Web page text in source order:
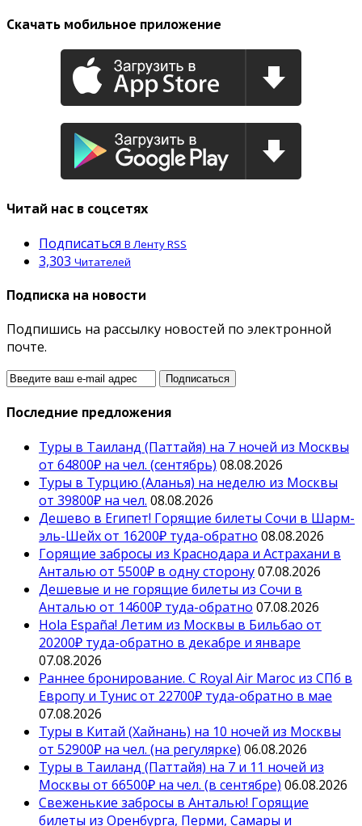
Скачать мобильное приложение
Читай нас в соцсетях
Подписаться В Ленту RSS
3,303 Читателей
Подписка на новости
Подпишись на рассылку новостей по электронной
почте.
Последние предложения
Туры в Таиланд (Паттайя) на 7 ночей из Москвы
от 64800₽ на чел. (сентябрь) 08.08.2026
Туры в Турцию (Аланья) на неделю из Москвы
от 39800₽ на чел. 08.08.2026
Дешево в Египет! Горящие билеты Сочи в Шарм-
эль-Шейх от 16200₽ туда-обратно 08.08.2026
Горящие забросы из Краснодара и Астрахани в
Анталью от 5500₽ в одну сторону07.08.2026
Дешевые и не горящие билеты из Сочи в
Анталью от 14600₽ туда-обратно 07.08.2026
Hola España! Летим из Москвы в Бильбао от
20200₽ туда-обратно в декабре и январе
07.08.2026
Раннее бронирование. С Royal Air Maroc из СПб в
Европу и Тунис от 22700₽ туда-обратно в мае
07.08.2026
Туры в Китай (Хайнань) на 10 ночей из Москвы
от 52900₽ на чел. (на регулярке) 06.08.2026
Туры в Таиланд (Паттайя) на 7 и 11 ночей из
Москвы от 66500₽ на чел. (в сентябре) 06.08.2026
Свеженькие забросы в Анталью! Горящие
билеты из Оренбурга, Перми, Самары и